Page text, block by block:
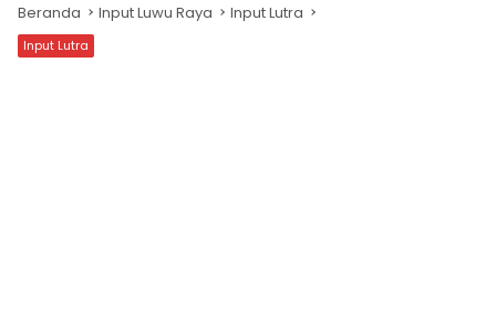
Beranda Input Luwu Raya Input Lutra
Input Lutra